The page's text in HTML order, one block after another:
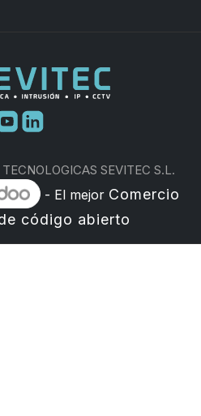
SEVITEC S.L.
- El mejor Comercio
código abierto